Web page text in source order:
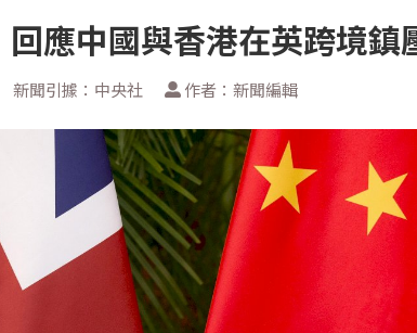
應中國與香港在英跨境鎮
新聞引據：中央社 作者：新聞編輯